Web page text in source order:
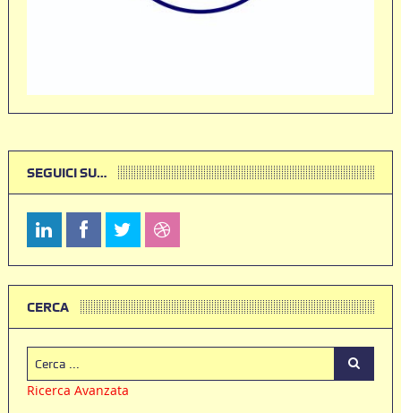
SEGUICI SU…
CERCA
Ricerca Avanzata